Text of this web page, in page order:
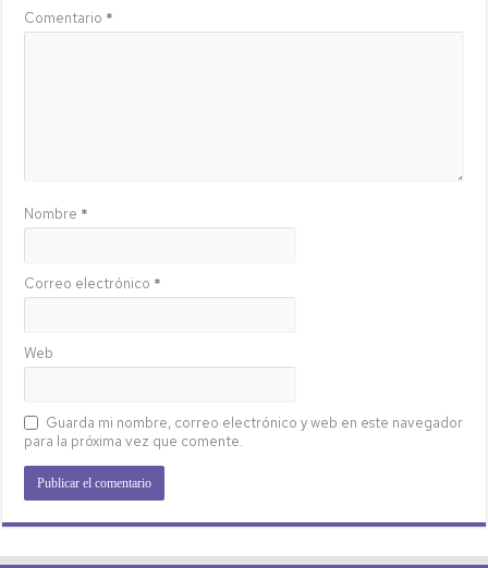
Comentario *
Nombre *
Correo electrónico *
Web
Guarda mi nombre, correo electrónico y web en este navegador
para la próxima vez que comente.